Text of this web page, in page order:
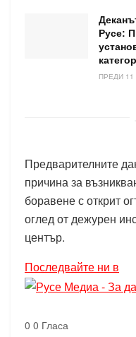
Русе:
ПРЕДИ
Предварителните
причина за
боравене с открит
оглед от дежурен
център.
Последвайте ни в
0 0 Гласа